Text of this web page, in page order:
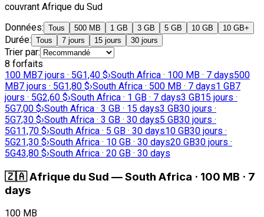
couvrant Afrique du Sud
Données: Tous 500 MB 1 GB 3 GB 5 GB 10 GB 10 GB+
Durée: Tous 7 jours 15 jours 30 jours
Trier par:
8 forfaits
100 MB7 jours · 5G1,40 $›South Africa · 100 MB · 7 days500
MB7 jours · 5G1,80 $›South Africa · 500 MB · 7 days1 GB7
jours · 5G2,60 $›South Africa · 1 GB · 7 days3 GB15 jours ·
5G7,00 $›South Africa · 3 GB · 15 days3 GB30 jours ·
5G7,30 $›South Africa · 3 GB · 30 days5 GB30 jours ·
5G11,70 $›South Africa · 5 GB · 30 days10 GB30 jours ·
5G21,30 $›South Africa · 10 GB · 30 days20 GB30 jours ·
5G43,80 $›South Africa · 20 GB · 30 days
🇿🇦Afrique du Sud —South Africa · 100 MB · 7
days
100 MB